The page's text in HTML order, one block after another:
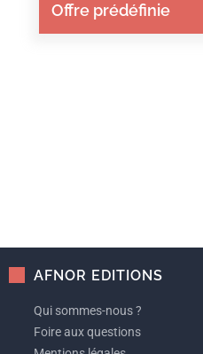
Offre prédéfinie
AFNOR EDITIONS
Qui sommes-nous ?
Foire aux questions